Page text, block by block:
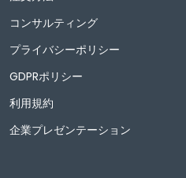
コンサルティング
プライバシーポリシー
GDPRポリシー
利用規約
企業プレゼンテーション